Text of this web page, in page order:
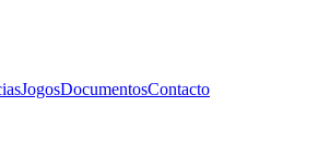
JogosDocumentosContacto